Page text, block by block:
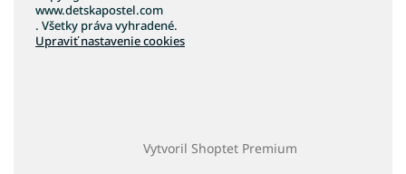
Vytvoril Shoptet Premium
www.detskapostel.com
. Všetky práva vyhradené.
Upraviť nastavenie cookies